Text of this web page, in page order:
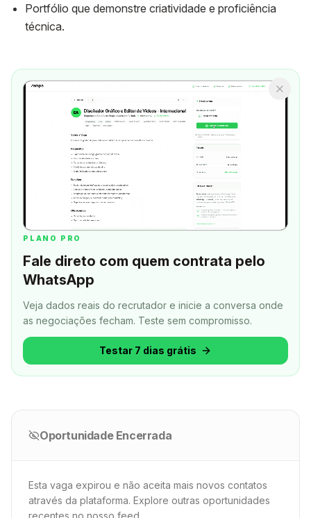
Portfólio que demonstre criatividade e proficiência
técnica.
PLANO PRO
Fale direto com quem contrata pelo
WhatsApp
Veja dados reais do recrutador e inicie a conversa onde
as negociações fecham. Teste sem compromisso.
Testar 7 dias grátis
Oportunidade Encerrada
Esta vaga expirou e não aceita mais novos contatos
através da plataforma. Explore outras oportunidades
recentes no nosso feed.